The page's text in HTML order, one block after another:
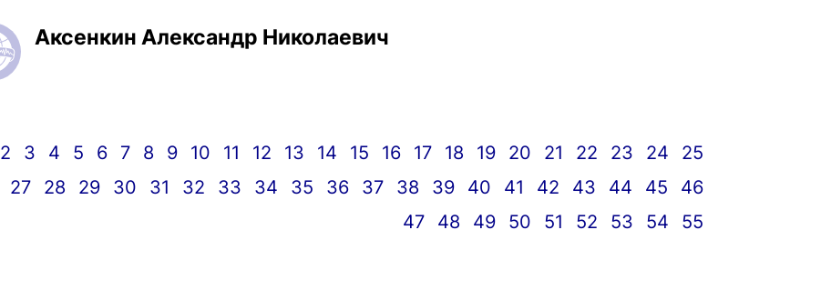
Аксенкин Александр Николаевич
2 3 4 5 6 7 8 9 10 11 12 13 14 15 16 17 18 19 20 21 22 23 24
25
27 28 29 30 31 32 33 34 35 36 37 38 39 40 41 42 43 44 45
46
47
48 49 50 51 52 53 54 55